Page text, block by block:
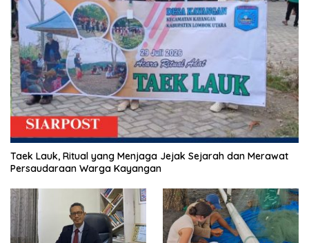
Taek Lauk, Ritual yang Menjaga Jejak Sejarah dan Merawat
Persaudaraan Warga Kayangan